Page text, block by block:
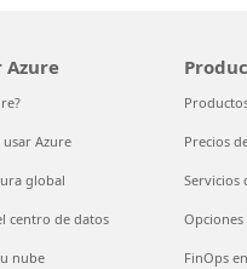
Azure
usar Azure
global
centro de datos
nube
Precios
Servicios
FinOps